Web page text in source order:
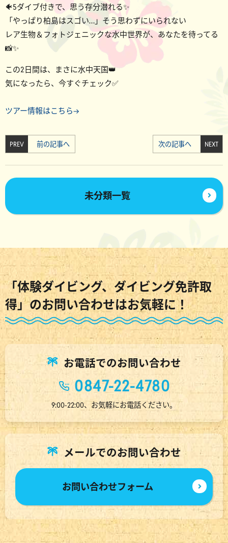
🐠5ダイブ付きで、思う存分潜れる✨
「やっぱり柏島はスゴい…」そう思わずにいられない
レア生物＆フォトジェニックな水中世界が、あなたを待ってる
📸✨
この2日間は、まさに水中天国👑
気になったら、今すぐチェック✅
ツアー情報はこちら→
PREV 前の記事へ NEXT
次の記事へ
未分類一覧
「体験ダイビング、ダイビング免許取
得」のお問い合わせはお気軽に！
お電話でのお問い合わせ
0847-22-4780
9:00-22:00、お気軽にお電話ください。
メールでのお問い合わせ
お問い合わせフォーム